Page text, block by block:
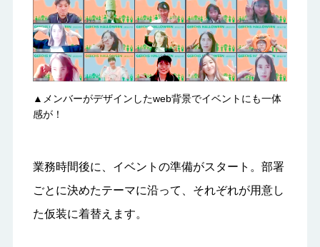
▲メンバーがデザインしたweb背景でイベントにも一体
感が！
業務時間後に、イベントの準備がスタート。部署
ごとに決めたテーマに沿って、それぞれが用意し
た仮装に着替えます。